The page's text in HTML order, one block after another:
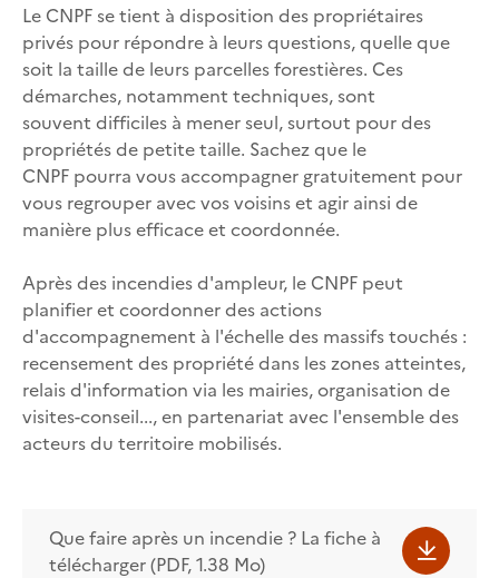
Le CNPF se tient à disposition des propriétaires
privés pour répondre à leurs questions, quelle que
soit la taille de leurs parcelles forestières. Ces
démarches, notamment techniques, sont
souvent difficiles à mener seul, surtout pour des
propriétés de petite taille. Sachez que le
CNPF pourra vous accompagner gratuitement pour
vous regrouper avec vos voisins et agir ainsi de
manière plus efficace et coordonnée.
Après des incendies d'ampleur, le CNPF peut
planifier et coordonner des actions
d'accompagnement à l'échelle des massifs touchés :
recensement des propriété dans les zones atteintes,
relais d'information via les mairies, organisation de
visites-conseil..., en partenariat avec l'ensemble des
acteurs du territoire mobilisés.
Que faire après un incendie ? La fiche à
télécharger (PDF, 1.38 Mo)